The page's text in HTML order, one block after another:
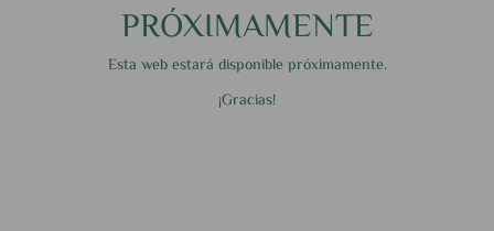
PRÓXIMAMENTE
Esta web estará disponible próximamente.
¡Gracias!